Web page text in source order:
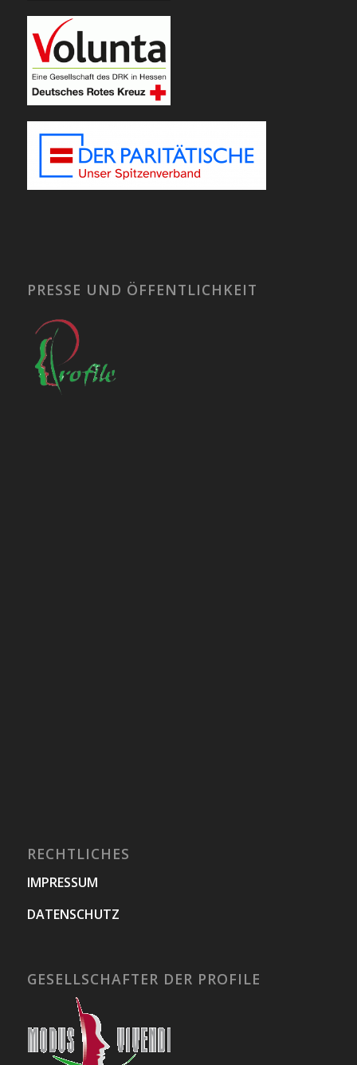
PRESSE UND ÖFFENTLICHKEIT
RECHTLICHES
IMPRESSUM
DATENSCHUTZ
GESELLSCHAFTER DER PROFILE